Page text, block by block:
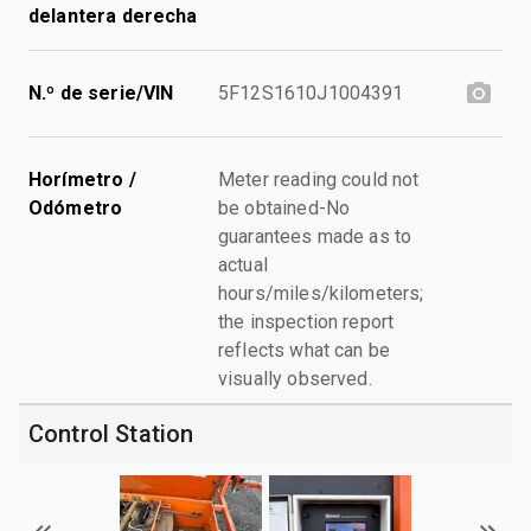
delantera derecha
N.º de serie/VIN 5F12S1610J1004391
Horímetro /
Odómetro
Meter reading could not
be obtained-No
guarantees made as to
actual
hours/miles/kilometers;
the inspection report
reflects what can be
visually observed.
Control Station